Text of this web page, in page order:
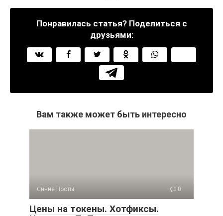
Понравилась статья? Поделиться с
друзьями:
Вам также может быть интересно
Синие Посты 0
Цены на токены. Хотфиксы.